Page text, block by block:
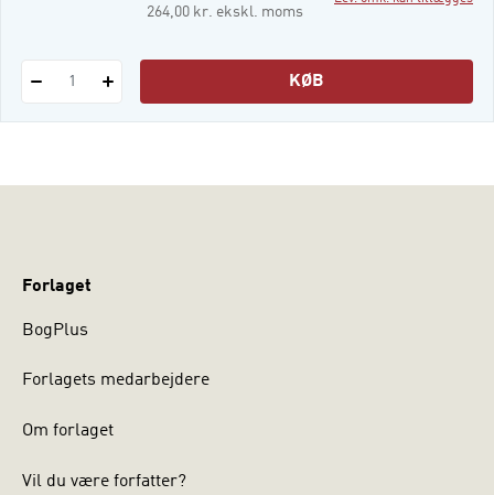
264,00 kr. ekskl. moms
1 KØB
Forlaget
BogPlus
Forlagets medarbejdere
Om forlaget
Vil du være forfatter?